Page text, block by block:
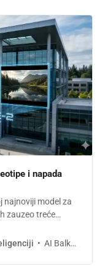
i napada
najnoviji model za
zauzeo treće
AI Balkan